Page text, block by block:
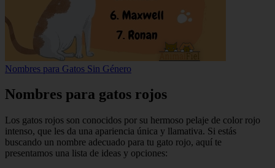
Nombres para Gatos Sin Género
Nombres para gatos rojos
Los gatos rojos son conocidos por su hermoso pelaje de color rojo
intenso, que les da una apariencia única y llamativa. Si estás
buscando un nombre adecuado para tu gato rojo, aquí te
presentamos una lista de ideas y opciones: